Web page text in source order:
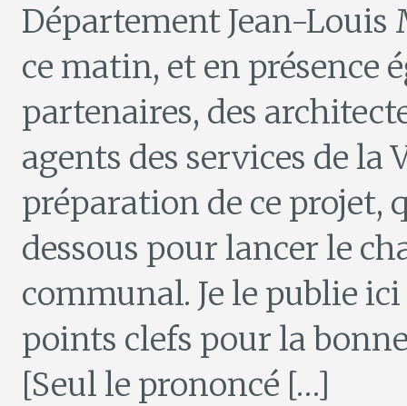
Département Jean-Louis
ce matin, et en présence
partenaires, des
agents des services de
préparation de ce projet,
dessous pour lancer le
communal. Je le publie
points clefs pour la
[Seul le prononcé […]